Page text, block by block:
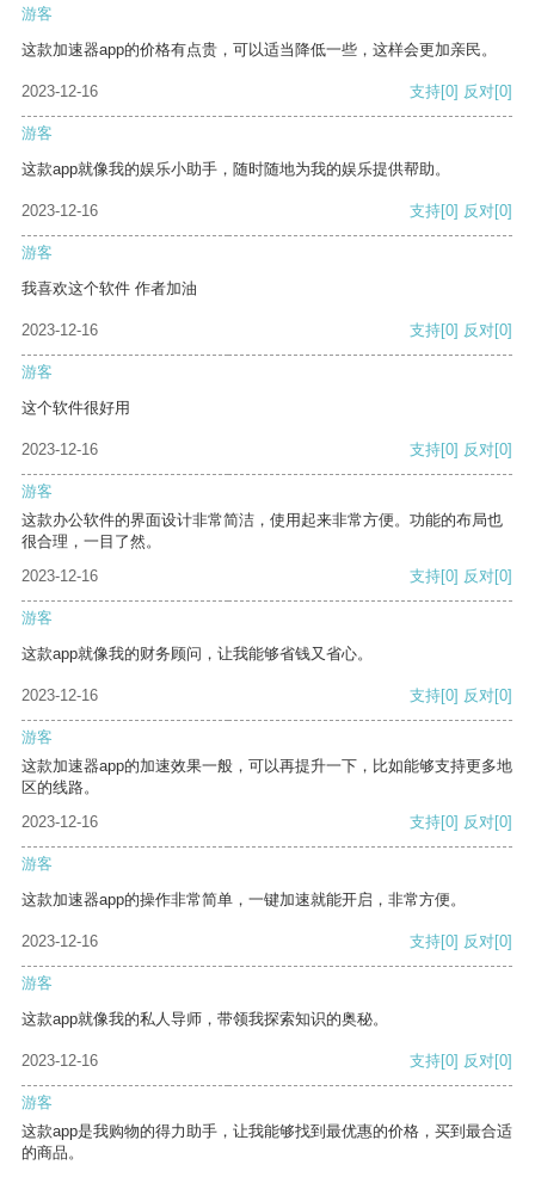
游客
这款加速器app的价格有点贵，可以适当降低一些，这样会更加亲民。
2023-12-16 支持[0] 反对[0]
游客
这款app就像我的娱乐小助手，随时随地为我的娱乐提供帮助。
2023-12-16 支持[0] 反对[0]
游客
我喜欢这个软件 作者加油
2023-12-16 支持[0] 反对[0]
游客
这个软件很好用
2023-12-16 支持[0] 反对[0]
游客
这款办公软件的界面设计非常简洁，使用起来非常方便。功能的布局也
很合理，一目了然。
2023-12-16
支持[0] 反对[0]
游客
这款app就像我的财务顾问，让我能够省钱又省心。
2023-12-16 支持[0] 反对[0]
游客
这款加速器app的加速效果一般，可以再提升一下，比如能够支持更多地
区的线路。
2023-12-16
支持[0] 反对[0]
游客
这款加速器app的操作非常简单，一键加速就能开启，非常方便。
2023-12-16 支持[0] 反对[0]
游客
这款app就像我的私人导师，带领我探索知识的奥秘。
2023-12-16 支持[0] 反对[0]
游客
这款app是我购物的得力助手，让我能够找到最优惠的价格，买到最合适
的商品。